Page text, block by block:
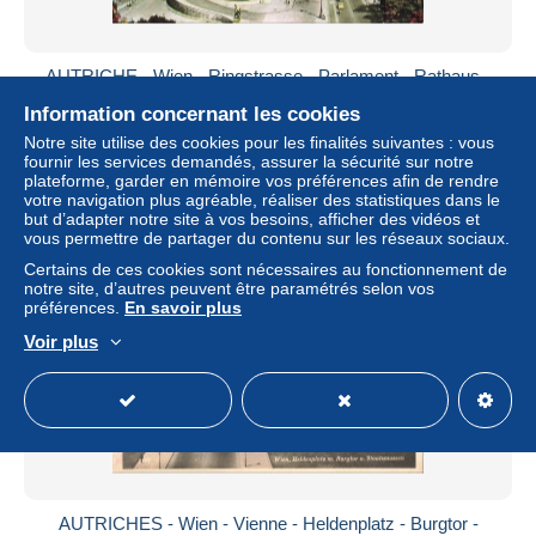
AUTRICHE - Wien - Ringstrasse - Parlament - Rathaus -
± 5,76 $US
Statut Professionnel
Nouveau
AUTRICHES - Wien - Vienne - Heldenplatz - Burgtor -
Information concernant les cookies
Notre site utilise des cookies pour les finalités suivantes : vous
fournir les services demandés, assurer la sécurité sur notre
plateforme, garder en mémoire vos préférences afin de rendre
votre navigation plus agréable, réaliser des statistiques dans le
but d’adapter notre site à vos besoins, afficher des vidéos et
vous permettre de partager du contenu sur les réseaux sociaux.
Certains de ces cookies sont nécessaires au fonctionnement de
notre site, d’autres peuvent être paramétrés selon vos
préférences. En savoir plus
Voir plus